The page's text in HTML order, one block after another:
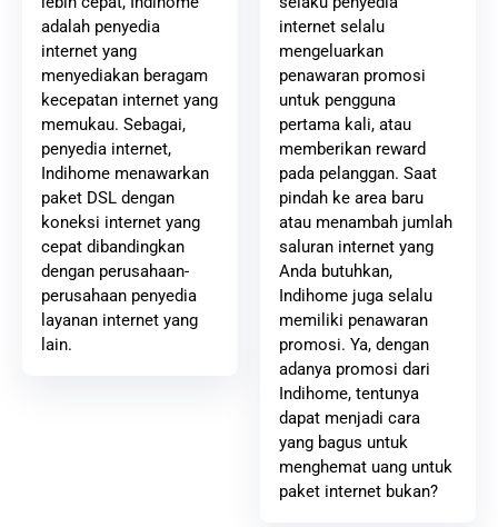
adalah penyedia
internet yang
menyediakan beragam
kecepatan internet yang
memukau. Sebagai,
penyedia internet,
Indihome menawarkan
paket DSL dengan
koneksi internet yang
cepat dibandingkan
dengan perusahaan-
perusahaan penyedia
layanan internet yang
lain.
internet selalu
mengeluarkan
penawaran promosi
untuk pengguna
pertama kali, atau
memberikan reward
pada pelanggan. Saat
pindah ke area baru
atau menambah jumlah
saluran internet yang
Anda butuhkan,
Indihome juga selalu
memiliki penawaran
promosi. Ya, dengan
adanya promosi dari
Indihome, tentunya
dapat menjadi cara
yang bagus untuk
menghemat uang untuk
paket internet bukan?